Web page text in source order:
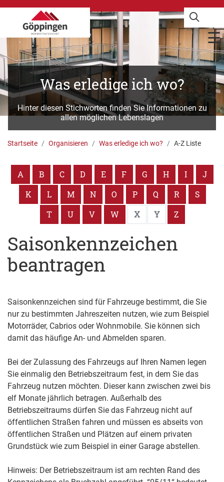
Was erledige ich wo?
Hinter diesen Stichworten finden Sie Informationen zu
allen möglichen Lebenslagen
Startseite Organisieren Was erledige ich wo? A-Z Liste
A B C D E F G H I
J
K
L M N O P Q R
S
T
U V W X Y Z
Saisonkennzeichen
beantragen
Saisonkennzeichen sind für Fahrzeuge bestimmt, die Sie
nur zu bestimmten Jahreszeiten nutzen, wie zum Beispiel
Motorräder, Cabrios oder Wohnmobile. Sie können sich
damit das häufige An- und Abmelden sparen.
Bei der Zulassung des Fahrzeugs auf Ihren Namen legen
Sie einmalig den Betriebszeitraum fest, in dem Sie das
Fahrzeug nutzen möchten. Dieser kann zwischen zwei bis
elf Monate jährlich betragen. Außerhalb des
Betriebszeitraums dürfen Sie das Fahrzeug nicht auf
öffentlichen Straßen fahren und müssen es abseits von
öffentlichen Straßen und Plätzen auf einem privaten
Grundstück wie zum Beispiel in einer Garage abstellen.
Hinweis: Der Betriebszeitraum ist am rechten Rand des